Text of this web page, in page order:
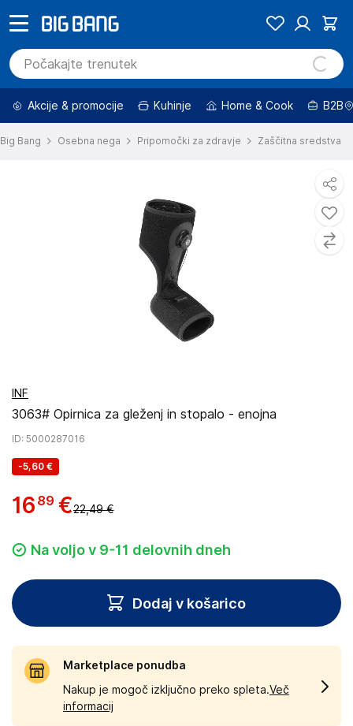
Akcije & promocije Kuhinje Home & Cook B2B
Big Bang Osebna nega Pripomočki za zdravje Zaščitna sredstva
INF
3063# Opirnica za gleženj in stopalo - enojna
ID: 5000287016
-5,60 €
16 89 €22,49 €
Na voljo v 9-11 delovnih dneh
Dodaj v košarico
Marketplace ponudba
Nakup je mogoč izključno preko spleta.Več
informacij